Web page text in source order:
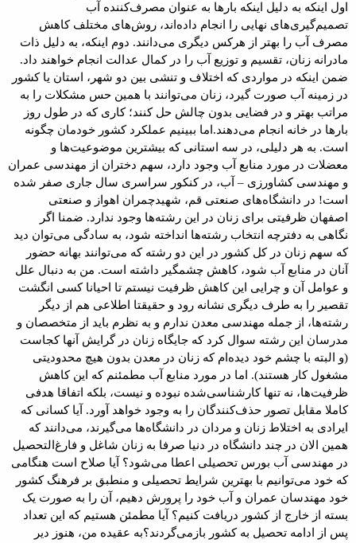
اول اینکه به دلیل اینکه بارها به عنوان مصرف‌کننده آب
تصمیم‌گیری‌های نهایی را انجام داده‌اند، روش‌های مختلف کاهش
مصرف آب را بهتر از هرکس دیگری می‌دانند. دوم اینکه، به دلیل ذات
مادرانه زنان، تقسیم و توزیع آب را در کمال عدالت انجام خواهند داد.
ضمن اینکه در مواردی که اختلاف و تنشی بین دو شهر، استان یا کشور
در زمینه آب صورت گیرد، زنان می‌توانند با همین حس مشکلات را به
مراتب بهتر و در فضایی بدون چالش حل کنند؛ کاری که در طول روز
بارها در خانه انجام می‌دهند.اما ببینیم عملکرد کشور خودمان چگونه
است. به هر دلیلی، در سه استانی که بیشترین موضوعیت‌ها و
معضلات در مورد منابع آب وجود دارد، سهم دختران از مهندسی عمران
و مهندسی کشاورزی – آب، در کنکور سراسری سال جاری صفر شده
است! در دانشگاه‌های صنعتی قم، شهیدچمران اهواز و صنعتی
اصفهان ظرفیتی برای زنان در این رشته‌ها وجود ندارد. ضمنا اگر
نگاهی به دفترچه انتخاب رشته‌ها انداخته شود، به سادگی می‌توان دید
که سهم زنان در کل کشور در این دو رشته که می‌توانند بهانه حضور
آنان در منابع آب شود، کاهش چشمگیر داشته است. من به دنبال علل
و عوامل آن و چرایی این کاهش ظرفیت نیستم تا احیانا کسی انگشت
تقصیر را به طرف دیگری نشانه رود و حقیقتا اطلاعی هم از دیگر
رشته‌ها، از جمله مهندسی معدن ندارم و به نظرم باید از متخصصان و
مدرسان این رشته سوال کرد که جایگاه زنان در گرایش آنها کجاست
(و البته با چشم خود دیده‌ام که زنان در معدن بدون هیچ محدودیتی
مشغول کار هستند). اما در مورد منابع آب مطمئنم که این کاهش
ظرفیت‌ها، نه تنها کارشناسی‌شده نبوده و نیست، بلکه اتفاقا هدفی
کاملا مقابل تصور حذف‌کنندگان را به وجود خواهد آورد. آیا کسانی که
ایرادی به اختلاط زنان و مردان در دانشگاه‌ها می‌گیرند، می‌دانند که
همین الان در چند دانشگاه در دنیا صرفا به زنان شاغل و فارغ‌التحصیل
در مهندسی آب بورس تحصیلی اعطا می‌شود؟ آیا صلاح است هنگامی
که خود می‌توانیم با بهترین شرایط تحصیلی و منطبق بر فرهنگ کشور
خود مهندسان عمران و آب خود را پرورش دهیم، آن را به صورت یک
بسته از خارج از کشور دریافت کنیم؟ آیا مطمئن هستیم که این تعداد
پس از ادامه تحصیل به کشور بازمی‌گردند؟به عقیده من، هنوز دیر